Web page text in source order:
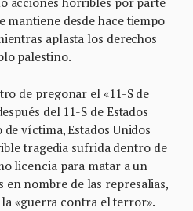
mantiene desde hace tiempo
aplasta los derechos
palestino.
de pregonar el «11-S de
del 11-S de Estados
víctima, Estados Unidos
tragedia sufrida dentro de
licencia para matar a un
nombre de las represalias,
«guerra contra el terror».